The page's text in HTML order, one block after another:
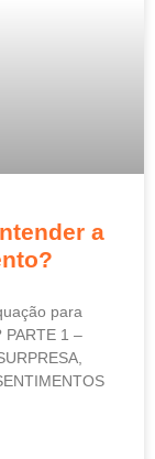
a
para
1 –